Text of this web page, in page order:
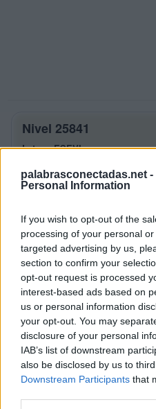
palabrasconectadas.net -
Personal Information
If you wish to opt-out of the
processing of your personal
targeted advertising by us,
section to confirm your
opt-out request is processed
interest-based ads based on
us or personal information
your opt-out. You may
disclosure of your personal
IAB’s list of downstream
also be disclosed by us to
Downstream Participants that
Nivel 25841
Letras: ESEVI
Palabras
La respuesta a este
E
S
E
V
E
S
V
I
S
V
E I
S
V
I E S E